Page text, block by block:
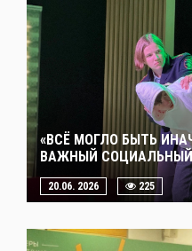
«ВСЁ МОГЛО БЫТЬ
ВАЖНЫЙ
20.06. 2026 225